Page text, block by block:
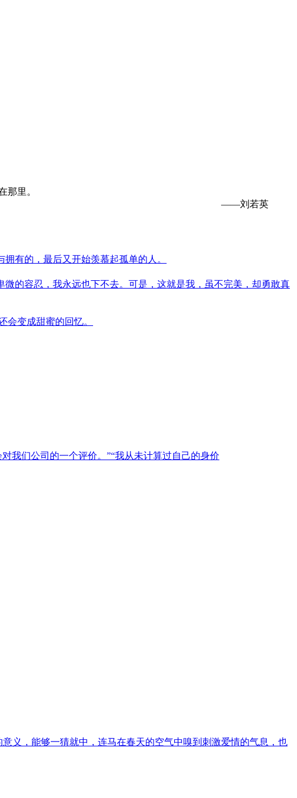
那里。
——刘若英
有的，最后又开始羡慕起孤单的人。
的容忍，我永远也下不去。可是，这就是我，虽不完美，却勇敢真
变成甜蜜的回忆。
我们公司的一个评价。”“我从未计算过自己的身价
义，能够一猜就中，连马在春天的空气中嗅到刺激爱情的气息，也